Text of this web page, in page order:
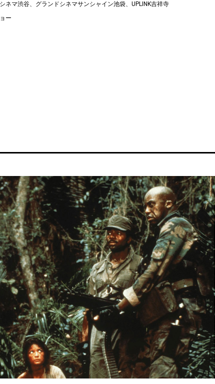
マ渋谷、グランドシネマサンシャイン池袋、UPLINK吉祥寺
ー